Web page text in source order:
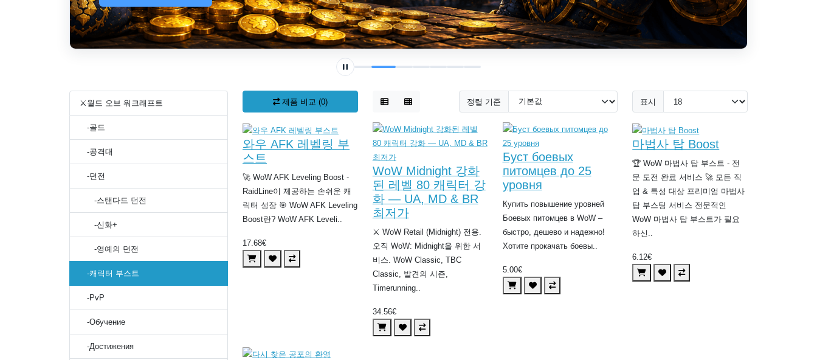
⚔️월드 오브 워크래프트
-골드
-공격대
-던전
-스탠다드 던전
-신화+
-영예의 던전
-캐릭터 부스트
-PvP
-Обучение
-Достижения
제품 비교 (0) 정렬 기준 표시
와우 AFK 레벨링 부
스트
🚀 WoW AFK Leveling Boost -
RaidLine이 제공하는 손쉬운 캐
릭터 성장 🎯 WoW AFK Leveling
Boost란? WoW AFK Leveli..
17.68€
WoW Midnight 강화
된 레벨 80 캐릭터 강
화 — UA, MD & BR
최저가
⚔️ WoW Retail (Midnight) 전용.
오직 WoW: Midnight을 위한 서
비스. WoW Classic, TBC
Classic, 발견의 시즌,
Timerunning..
34.56€
Буст боевых
питомцев до 25
уровня
Купить повышение уровней
Боевых питомцев в WoW –
быстро, дешево и надежно!
Хотите прокачать боевы..
5.00€
마법사 탑 Boost
🏆 WoW 마법사 탑 부스트 - 전
문 도전 완료 서비스 🚀 모든 직
업 & 특성 대상 프리미엄 마법사
탑 부스팅 서비스 전문적인
WoW 마법사 탑 부스트가 필요
하신..
6.12€